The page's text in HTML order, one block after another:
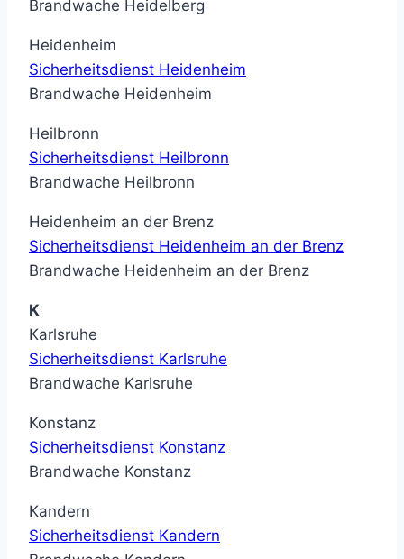
Brandwache Heidelberg
Heidenheim
Sicherheitsdienst Heidenheim
Brandwache Heidenheim
Heilbronn
Sicherheitsdienst Heilbronn
Brandwache Heilbronn
Heidenheim an der Brenz
Sicherheitsdienst Heidenheim an der Brenz
Brandwache Heidenheim an der Brenz
K
Karlsruhe
Sicherheitsdienst Karlsruhe
Brandwache Karlsruhe
Konstanz
Sicherheitsdienst Konstanz
Brandwache Konstanz
Kandern
Sicherheitsdienst Kandern